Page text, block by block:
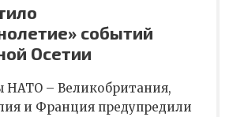
событий
Осетии
НАТО – Великобритания,
и Франция предупредили